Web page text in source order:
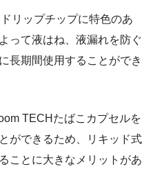
リップチップに特色のあ
って液はね、液漏れを防ぐ
長期間使用することができ
TECHたばこカプセルを
ができるため、リキッド式
ことに大きなメリットがあ